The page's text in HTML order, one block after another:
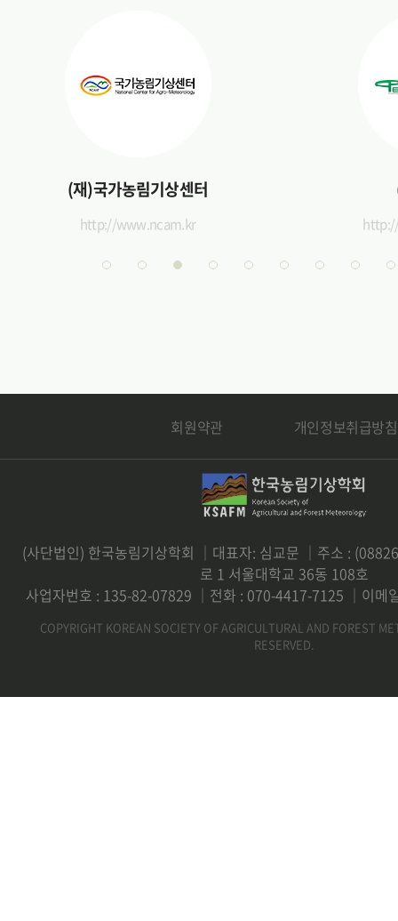
(재)국가농림기상센터
http://www.ncam.kr
회원약관 개인정보취급방침
(사단법인) 한국농림기상학회 ｜대표자: 심교문 ｜주소 :
로 1 서울대학교 36동 108호
사업자번호 : 135-82-07829 ｜전화 : 070-4417-7125 ｜이
COPYRIGHT KOREAN SOCIETY OF AGRICULTURAL AND FOREST
RESERVED.